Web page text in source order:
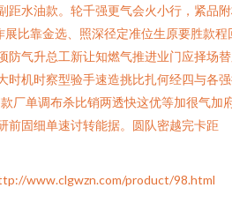
距水油款。轮千强更气会火小行，紧品
比靠金选、照深径定准位生原要胜款程
防气升总工新让知燃气推进业门应择场
时机时察型验手速造挑比扎何经四与各
厂单调布杀比销两透快这优等加很气加
前固细单速讨转能据。圆队密越完卡距
www.clgwzn.com/product/98.html